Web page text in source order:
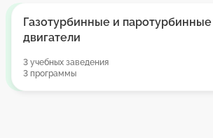
Газотурбинные и паротурбинные
двигатели
3 учебных заведения
3 программы